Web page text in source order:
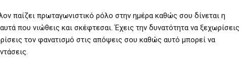
παίζει πρωταγωνιστικό ρόλο στην ημέρα καθώς σου δίνεται η
που νιώθεις και σκέφτεσαι. Έχεις την δυνατότητα να ξεχωρίσεις
τον φανατισμό στις απόψεις σου καθώς αυτό μπορεί να